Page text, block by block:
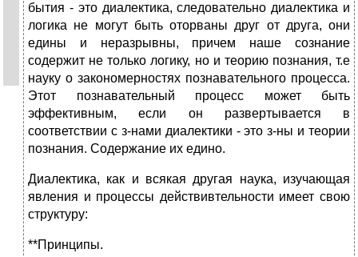
бытия - это диалектика, следовательно диалектика и
логика не могут быть оторваны друг от друга, они
едины и неразрывны, причем наше сознание
содержит не только логику, но и теорию познания, т.е
науку о закономерностях познавательного процесса.
Этот познавательный процесс может быть
эффективным, если он развертывается в
соответствии с з-нами диалектики - это з-ны и теории
познания. Содержание их едино.
Диалектика, как и всякая другая наука, изучающая
явления и процессы действивтельности имеет свою
структуру:
**Принципы.